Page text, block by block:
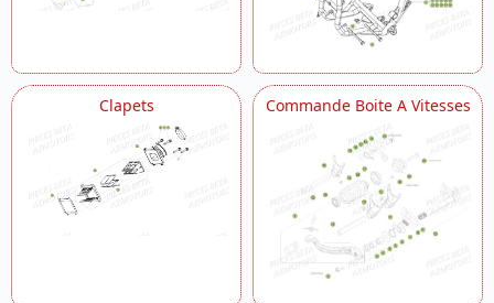
Clapets Commande Boite A Vitesses